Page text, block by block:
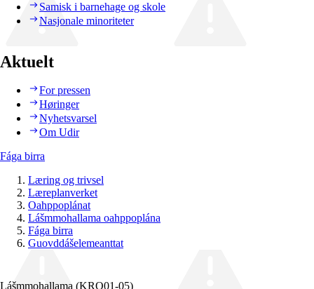
Samisk i barnehage og skole
Nasjonale minoriteter
Aktuelt
For pressen
Høringer
Nyhetsvarsel
Om Udir
Fága birra
Læring og trivsel
Læreplanverket
Oahppoplánat
Lášmmohallama oahppoplána
Fága birra
Guovddášelemeanttat
Lášmmohallama (KRO01‑05)